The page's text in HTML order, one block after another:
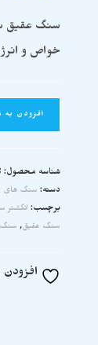
سنگ عقیق
خواص و
افزودن
شناسه محصول:
دسته: سنگ های
برچسب: انگشتر
سنگ عقیق, سنگ
افزودن